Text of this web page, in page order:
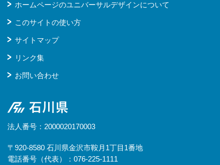
ホームページのユニバーサルデザインについて
このサイトの使い方
サイトマップ
リンク集
お問い合わせ
石川県
法人番号：2000020170003
〒920-8580 石川県金沢市鞍月1丁目1番地
電話番号（代表）：076-225-1111